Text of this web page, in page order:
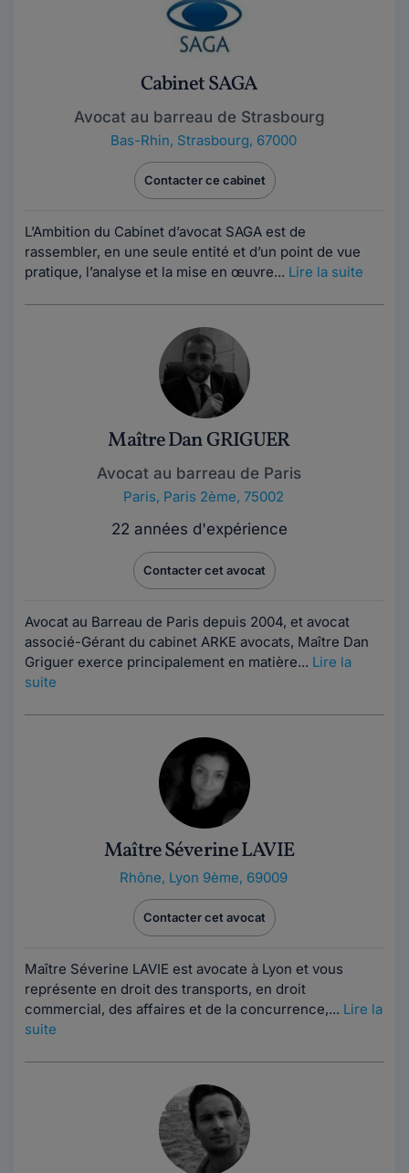
Cabinet SAGA
Avocat au barreau de Strasbourg
Bas-Rhin, Strasbourg, 67000
Contacter ce cabinet
L’Ambition du Cabinet d’avocat SAGA est de
rassembler, en une seule entité et d’un point de vue
pratique, l’analyse et la mise en œuvre... Lire la suite
Maître Dan GRIGUER
Avocat au barreau de Paris
Paris, Paris 2ème, 75002
22 années d'expérience
Contacter cet avocat
Avocat au Barreau de Paris depuis 2004, et avocat
associé-Gérant du cabinet ARKE avocats, Maître Dan
Griguer exerce principalement en matière... Lire la
suite
Maître Séverine LAVIE
Rhône, Lyon 9ème, 69009
Contacter cet avocat
Maître Séverine LAVIE est avocate à Lyon et vous
représente en droit des transports, en droit
commercial, des affaires et de la concurrence,... Lire la
suite